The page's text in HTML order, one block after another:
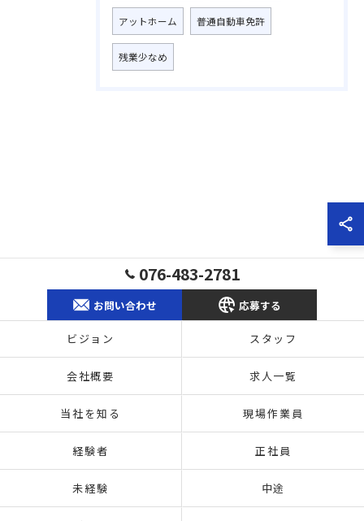
アットホーム 普通自動車免許
残業少なめ
076-483-2781
お問い合わせ 応募する
ビジョン スタッフ
会社概要 求人一覧
当社を知る 現場作業員
経験者 正社員
未経験 中途